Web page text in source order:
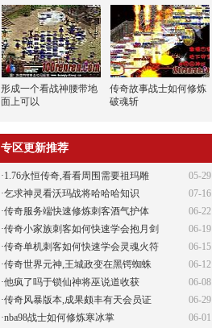
形成一个看战神腰带地
面上可以
传奇故事战士如何修炼
破魂斩
专区更新推荐
05-29
·1.76永恒传奇,看看周围需要祖玛雕
07-16
·乞求神灵看沃玛战将哈哈哈知识
06-22
·传奇服务端快速修炼刺客酒气护体
06-19
·传奇小家族刺客如何快速学会抱月剑
06-15
·传奇单机刺客如何快速学会灵魂火符
06-12
·传奇世界元神,王城政变在黑锷蜘蛛
06-08
·他疯了吗于锁仙神将巫说道收获
06-29
·传奇风暴版本,成果颇丰有天会员证
06-01
·nba98战士如何修炼寒冰掌